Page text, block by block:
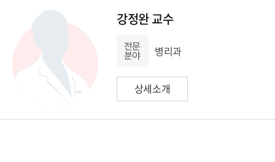
강정완 교수
병리과
상세소개